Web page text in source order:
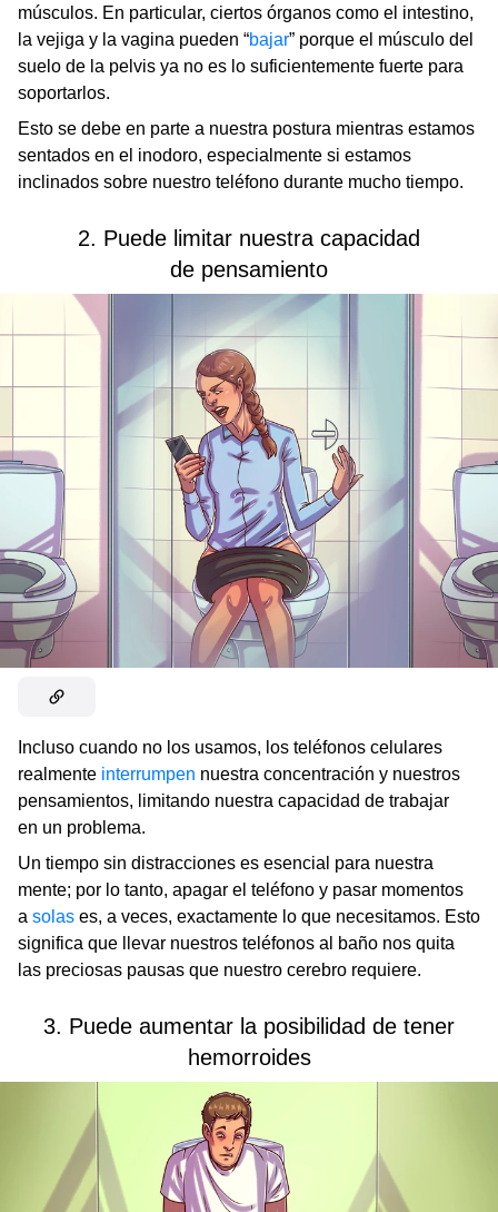
músculos. En particular, ciertos órganos como el intestino,
la vejiga y la vagina pueden “bajar” porque el músculo del
suelo de la pelvis ya no es lo suficientemente fuerte para
soportarlos.
Esto se debe en parte a nuestra postura mientras estamos
sentados en el inodoro, especialmente si estamos
inclinados sobre nuestro teléfono durante mucho tiempo.
2. Puede limitar nuestra capacidad
de pensamiento
Incluso cuando no los usamos, los teléfonos celulares
realmente interrumpen nuestra concentración y nuestros
pensamientos, limitando nuestra capacidad de trabajar
en un problema.
Un tiempo sin distracciones es esencial para nuestra
mente; por lo tanto, apagar el teléfono y pasar momentos
a solas es, a veces, exactamente lo que necesitamos. Esto
significa que llevar nuestros teléfonos al baño nos quita
las preciosas pausas que nuestro cerebro requiere.
3. Puede aumentar la posibilidad de tener
hemorroides